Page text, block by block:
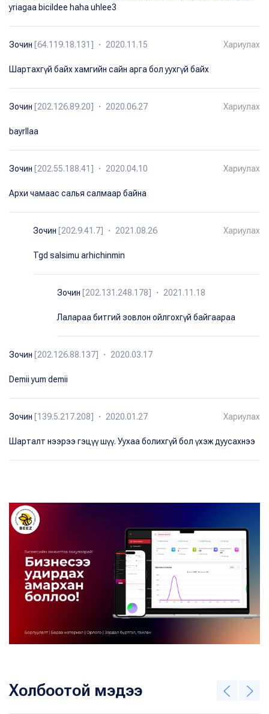
yriagaa bicildee haha uhlee3
Зочин [64.119.18.131] ・ 2020.11.15 Хариулах
Шартахгүй байх хамгийн сайн арга бол уухгүй байх
Зочин [202.126.89.20] ・ 2020.06.27 Хариулах
bayrllaa
Зочин [202.55.188.41] ・ 2020.04.10 Хариулах
Архи чамаас салья салмаар байна
Зочин [202.9.41.7] ・ 2021.08.26 Хариулах
Tgd salsimu arhichinmin
Зочин [202.131.248.178] ・ 2021.11.18
Лалараа битгий зовлон ойлгохгүй байгаараа
Зочин [202.126.88.137] ・ 2020.03.17
Demii yum demii
Зочин [139.5.217.208] ・ 2020.01.27 Хариулах
Шарталт нээрээ гэцүү шүү. Уухаа болихгүй бол үхэж дуусахнээ
Холбоотой мэдээ